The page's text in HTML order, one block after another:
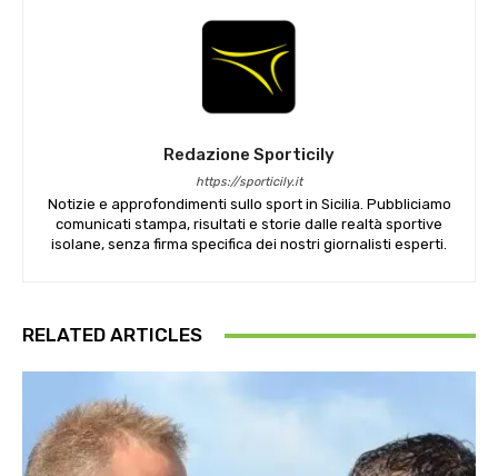
Redazione Sporticily
https://sporticily.it
Notizie e approfondimenti sullo sport in Sicilia. Pubbliciamo
comunicati stampa, risultati e storie dalle realtà sportive
isolane, senza firma specifica dei nostri giornalisti esperti.
RELATED ARTICLES